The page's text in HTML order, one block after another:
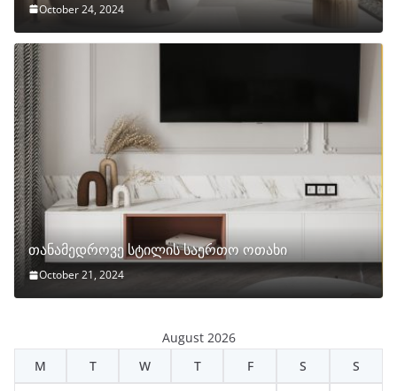
October 24, 2024
თანამედროვე სტილის საერთო ოთახი
October 21, 2024
August 2026
M
T W T F S S